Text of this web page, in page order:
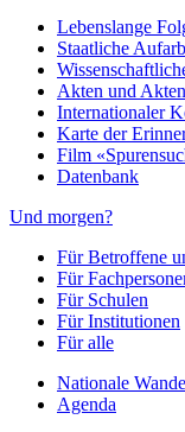
Lebenslange
Staatliche
Akten und
Internationaler
Karte der
Film
Datenbank
Und morgen?
Für Betroffene
Für
Für Schulen
Für Institutionen
Für alle
Nationale
Agenda